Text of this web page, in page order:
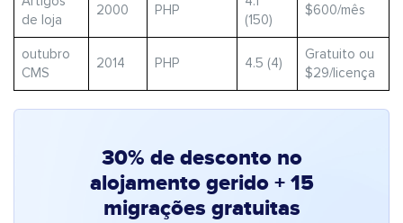
de loja
2000 PHP
(150)
$600/mês
outubro
CMS
2014 PHP 4.5 (4)
Gratuito ou
$29/licença
30% de desconto no
alojamento gerido + 15
migrações gratuitas